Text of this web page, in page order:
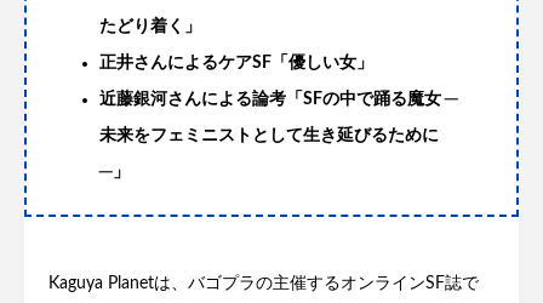
たどり着く」
正井さんによるケアSF「優しい女」
近藤銀河さんによる論考「SFの中で踊る魔女 ─
未来をフェミニストとして生き延びるために
─」
Kaguya Planetは、バゴプラの主催するオンラインSF誌で